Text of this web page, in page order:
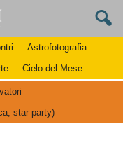
Astrofotografia
Cielo del Mese
star party)